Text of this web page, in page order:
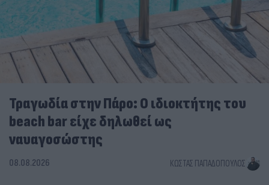
Τραγωδία στην Πάρο: Ο ιδιοκτήτης του
beach bar είχε δηλωθεί ως
ναυαγοσώστης
08.08.2026 ΚΏΣΤΑΣ ΠΑΠΑΔΌΠΟΥΛΟΣ